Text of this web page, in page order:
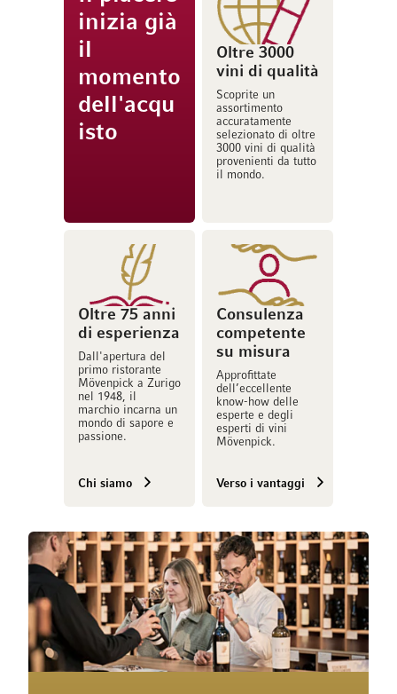
inizia già
il
momento
dell'acqu
isto
Oltre 3000
vini di qualità
Scoprite un
assortimento
accuratamente
selezionato di oltre
3000 vini di qualità
provenienti da tutto
il mondo.
Oltre 75 anni
di esperienza
Dall'apertura del
primo ristorante
Mövenpick a Zurigo
nel 1948, il
marchio incarna un
mondo di sapore e
passione.
Chi siamo
Consulenza
competente
su misura
Approfittate
dell’eccellente
know-how delle
esperte e degli
esperti di vini
Mövenpick.
Verso i vantaggi